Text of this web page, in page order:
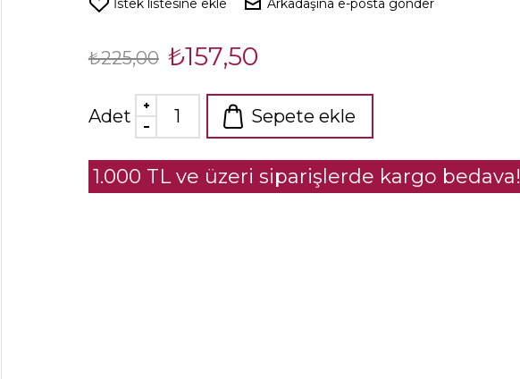
İstek listesine ekle Arkadaşına e-posta gönder
₺225,00 ₺157,50
Adet Sepete ekle
1.000 TL ve üzeri siparişlerde kargo bedava!